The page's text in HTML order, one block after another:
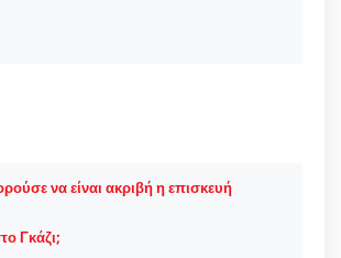
να είναι ακριβή η επισκευή
Γκάζι;